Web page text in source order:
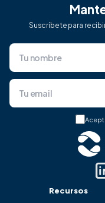
Suscríbete para
Recursos